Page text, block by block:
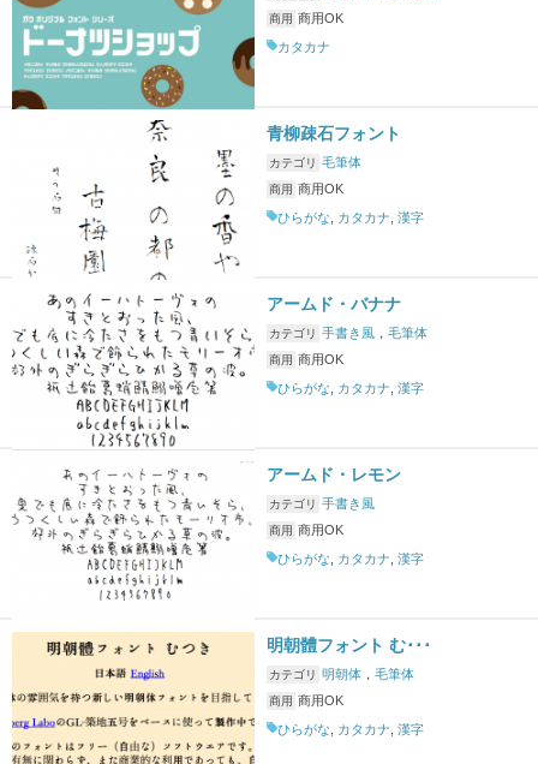
商用 商用OK
カタカナ
青柳疎石フォント
カテゴリ 毛筆体
商用 商用OK
ひらがな
カタカナ 漢字
アームド・バナナ
カテゴリ 手書き風， 毛筆体
商用 商用OK
ひらがな
カタカナ 漢字
アームド・レモン
カテゴリ 手書き風
商用 商用OK
ひらがな
カタカナ 漢字
明朝體フォント む･･･
カテゴリ 明朝体， 毛筆体
商用 商用OK
ひらがな
カタカナ 漢字